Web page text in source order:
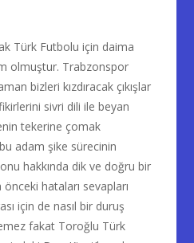
Türk Futbolu için daima
olmuştur. Trabzonspor
bizleri kızdıracak çıkışlar
sivri dili ile beyan
tekerine çomak
adam şike sürecinin
hakkında dik ve doğru bir
hataları sevapları
için de nasıl bir duruş
fakat Toroğlu Türk